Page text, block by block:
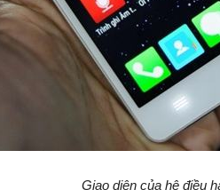
Giao diện của hệ điều